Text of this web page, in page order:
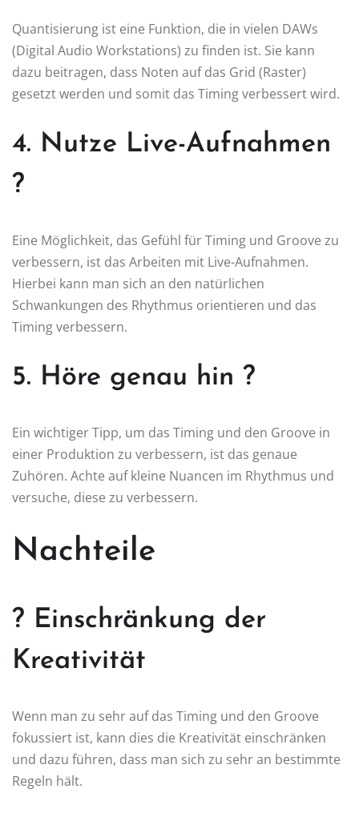
Quantisierung ist eine Funktion, die in vielen DAWs
(Digital Audio Workstations) zu finden ist. Sie kann
dazu beitragen, dass Noten auf das Grid (Raster)
gesetzt werden und somit das Timing verbessert wird.
4. Nutze Live-Aufnahmen
?
Eine Möglichkeit, das Gefühl für Timing und Groove zu
verbessern, ist das Arbeiten mit Live-Aufnahmen.
Hierbei kann man sich an den natürlichen
Schwankungen des Rhythmus orientieren und das
Timing verbessern.
5. Höre genau hin ?
Ein wichtiger Tipp, um das Timing und den Groove in
einer Produktion zu verbessern, ist das genaue
Zuhören. Achte auf kleine Nuancen im Rhythmus und
versuche, diese zu verbessern.
Nachteile
? Einschränkung der
Kreativität
Wenn man zu sehr auf das Timing und den Groove
fokussiert ist, kann dies die Kreativität einschränken
und dazu führen, dass man sich zu sehr an bestimmte
Regeln hält.